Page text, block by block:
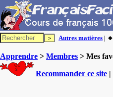
Autres matières | 🔸
Apprendre > Membres > Mes
Recommander ce site |